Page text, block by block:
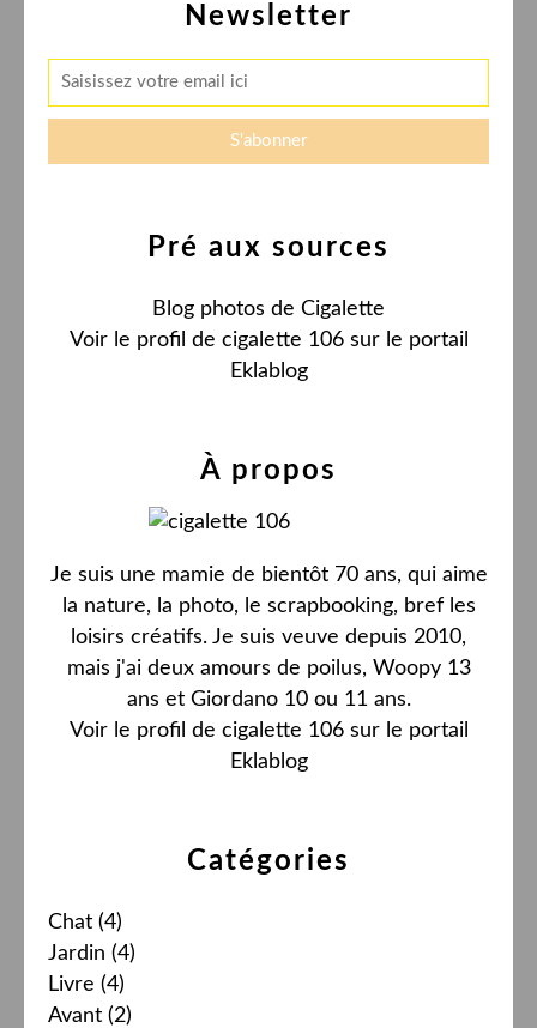
Newsletter
Catégories
Chat (4)
Jardin (4)
Livre (4)
Avant (2)
Pré aux sources
Blog photos de Cigalette
Voir le profil de cigalette 106sur le portail
Eklablog
À propos
Je suis une mamie de bientôt 70 ans, qui aime
la nature, la photo, le scrapbooking, bref les
loisirs créatifs. Je suis veuve depuis 2010,
mais j'ai deux amours de poilus, Woopy 13
ans et Giordano 10 ou 11 ans.
Voir le profil de cigalette 106sur le portail
Eklablog